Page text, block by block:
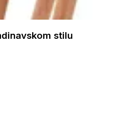
stilu